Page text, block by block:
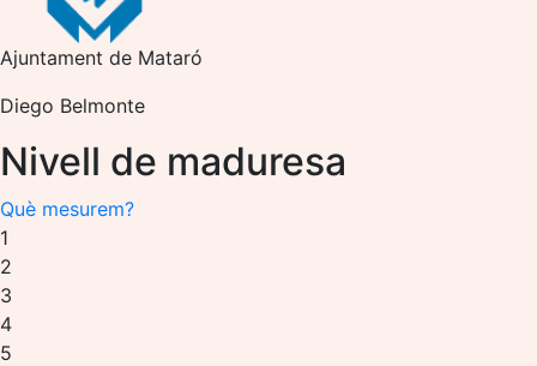
Ajuntament de Mataró
Diego Belmonte
Nivell de maduresa
Què mesurem?
1
2
3
4
5